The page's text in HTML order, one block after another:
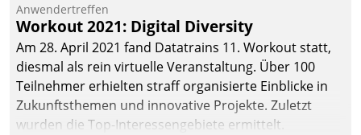
Cloud-Strategien und -
Lösungen mit hohem
Zukunftspotenzial.
Anwendertreffen
Workout 2021: Digital Diversity
Am 28. April 2021 fand Datatrains 11. Workout statt,
diesmal als rein virtuelle Veranstaltung. Über 100
Teilnehmer erhielten straff organisierte Einblicke in
Zukunftsthemen und innovative Projekte. Zuletzt
wurden die Top-Interessengebiete ermittelt.